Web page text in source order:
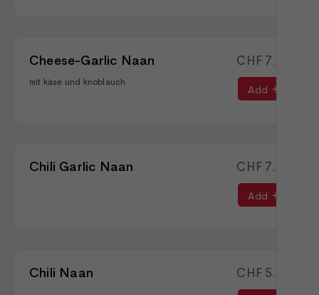
Cheese-Garlic Naan
mit käse und knoblauch
CHF 7.50
Add
Chili Garlic Naan CHF 7.50
Add
Chili Naan CHF 5.90